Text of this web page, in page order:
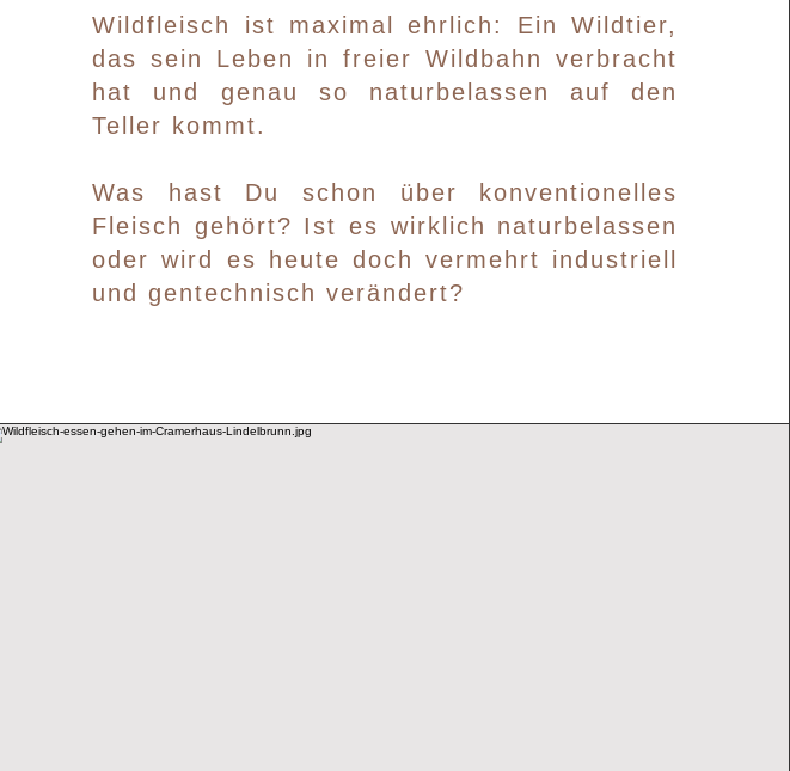
Wildfleisch ist maximal ehrlich: Ein Wildtier,
das sein Leben in freier Wildbahn verbracht
hat und genau so naturbelassen auf den
Teller kommt.
Was hast Du schon über konventionelles
Fleisch gehört? Ist es wirklich naturbelassen
oder wird es heute doch vermehrt industriell
und gentechnisch verändert?